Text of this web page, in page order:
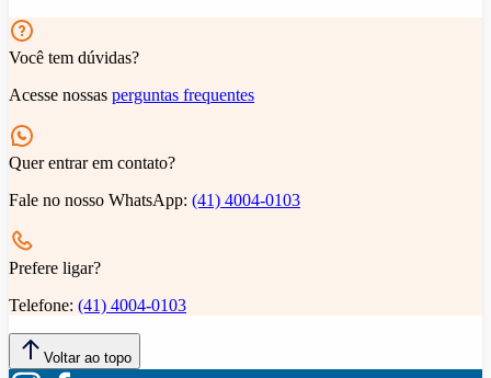
Você tem dúvidas?
Acesse nossas perguntas frequentes
Quer entrar em contato?
Fale no nosso WhatsApp: (41) 4004-0103
Prefere ligar?
Telefone: (41) 4004-0103
Voltar ao topo